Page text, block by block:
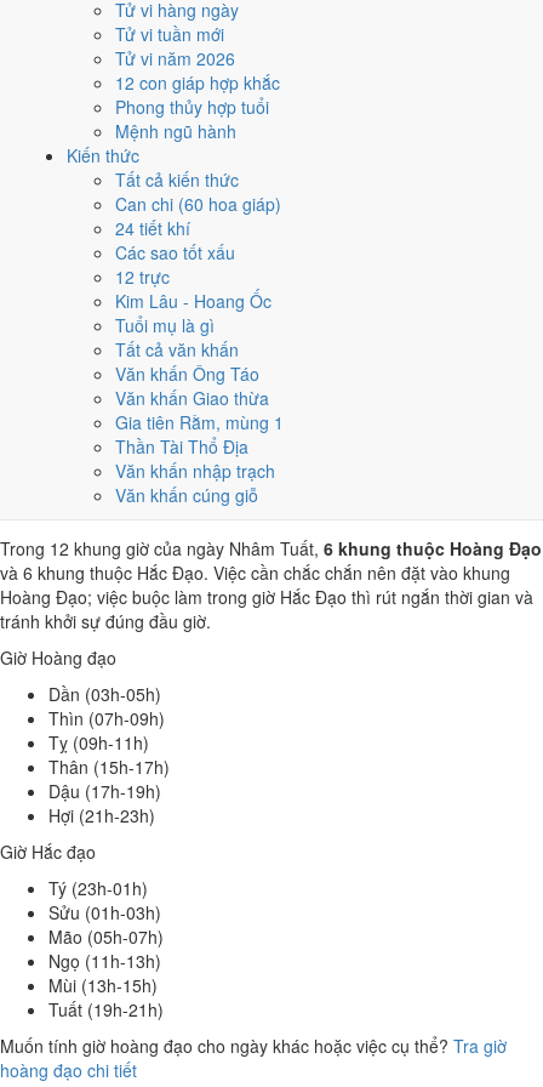
Tử vi hàng ngày
Tử vi tuần mới
Tử vi năm 2026
12 con giáp hợp khắc
Phong thủy hợp tuổi
Mệnh ngũ hành
Kiến thức
Tất cả kiến thức
Can chi (60 hoa giáp)
24 tiết khí
Các sao tốt xấu
12 trực
Kim Lâu - Hoang Ốc
Tuổi mụ là gì
Tất cả văn khấn
Văn khấn Ông Táo
Văn khấn Giao thừa
Gia tiên Rằm, mùng 1
Thần Tài Thổ Địa
Văn khấn nhập trạch
Văn khấn cúng giỗ
Nhâm Tuất, nhờ người tuổi này thay mặt động thổ hoặc nhận lễ
giúp giảm phần xung của gia chủ. Cách chọn người mượn tuổi
xem tại
hướng dẫn xem tuổi làm nhà
Các cách trên dựa trên quy tắc lịch pháp truyền thống, mang tính
tham khảo văn hóa - tín ngưỡng, không thay thế quyết định chuyên
môn của bạn.
Giờ hoàng đạo ngày 17/6/2026 là
những giờ nào?
Ngày Nhâm Tuất có6 giờ Hoàng Đạo
09h), Tỵ (09h-11h), Thân (15h-17h), Dậu (17h-19h), Hợi (21h-23h)
Khung dễ sắp xếp nhất trong giờ hành chính là
khung Hắc Đạo nên né khi ký kết hoặc xuất hành.
6 8 9 10 11 12 13 14 15
Hoàng đạo (tốt) Hắc đạo (xấu) Giờ hiện tại
6 giờ Hoàng Đạo và 6 giờ Hắc Đạo ngày
Nhâm Tuất
Trong 12 khung giờ của ngày Nhâm Tuất, 6 khung thuộc Hoàng Đạo
và 6 khung thuộc Hắc Đạo. Việc cần chắc chắn nên đặt vào khung
Hoàng Đạo; việc buộc làm trong giờ Hắc Đạo thì rút ngắn thời gian và
tránh khởi sự đúng đầu giờ.
Giờ Hoàng đạo
Dần (03h-05h)
Thìn (07h-09h)
Tỵ (09h-11h)
Thân (15h-17h)
Dậu (17h-19h)
Hợi (21h-23h)
Giờ Hắc đạo
Tý (23h-01h)
Sửu (01h-03h)
Mão (05h-07h)
Ngọ (11h-13h)
Mùi (13h-15h)
Tuất (19h-21h)
Muốn tính giờ hoàng đạo cho ngày khác hoặc việc cụ thể? Tra giờ
hoàng đạo chi tiết